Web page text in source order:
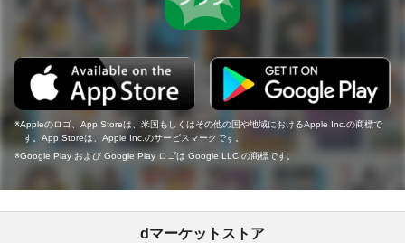
Appleのロゴ、App Storeは、米国もしくはその他の国や地域におけるApple Inc.の商標で
す。App Storeは、Apple Inc.のサービスマークです。
Google Play および Google Play ロゴは Google LLC の商標です。
dマーケットストア